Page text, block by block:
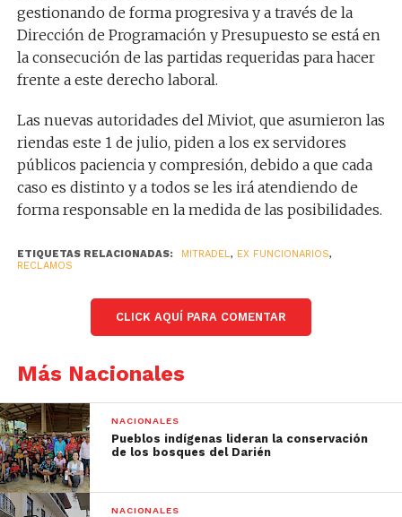
gestionando de forma progresiva y a través de la
Dirección de Programación y Presupuesto se está en
la consecución de las partidas requeridas para hacer
frente a este derecho laboral.
Las nuevas autoridades del Miviot, que asumieron las
riendas este 1 de julio, piden a los ex servidores
públicos paciencia y compresión, debido a que cada
caso es distinto y a todos se les irá atendiendo de
forma responsable en la medida de las posibilidades.
ETIQUETAS RELACIONADAS: MITRADEL, EX FUNCIONARIOS,
RECLAMOS
CLICK AQUÍ PARA COMENTAR
Más Nacionales
NACIONALES
Pueblos indígenas lideran la conservación
de los bosques del Darién
NACIONALES